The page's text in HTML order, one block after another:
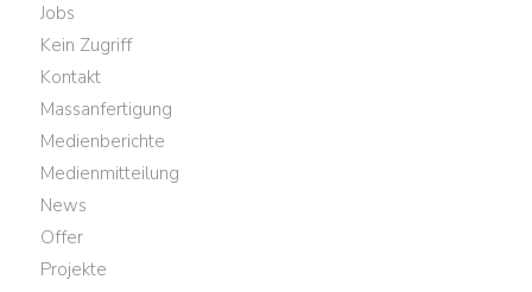
Jobs
Kein Zugriff
Kontakt
Massanfertigung
Medienberichte
Medienmitteilung
News
Offer
Projekte